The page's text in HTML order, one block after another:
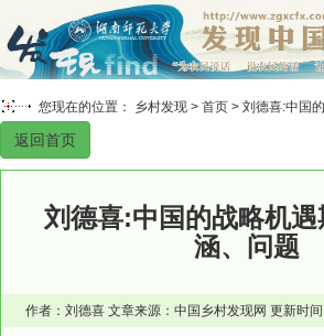
您现在的位置： 乡村发现 > 首页 > 刘德喜:中国
返回首页
刘德喜:中国的战略机
涵、问题
作者：刘德喜 文章来源：中国乡村发现网 更新时